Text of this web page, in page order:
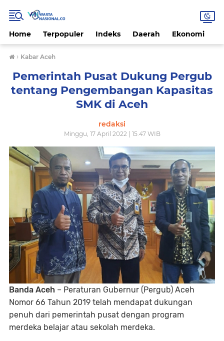
Home Terpopuler Indeks Daerah Ekonomi
› Kabar Aceh
Pemerintah Pusat Dukung Pergub
tentang Pengembangan Kapasitas
SMK di Aceh
redaksi
Minggu, 17 April 2022 | 15.47 WIB
Banda Aceh – Peraturan Gubernur (Pergub) Aceh
Nomor 66 Tahun 2019 telah mendapat dukungan
penuh dari pemerintah pusat dengan program
merdeka belajar atau sekolah merdeka.